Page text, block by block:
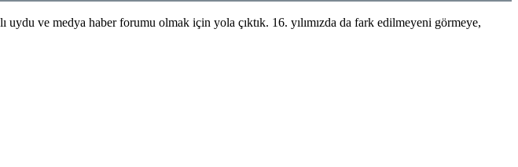
ve medya haber forumu olmak için yola çıktık. 16. yılımızda da fark edilmeyeni görmeye,